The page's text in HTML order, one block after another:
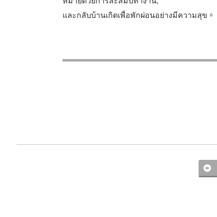
และกลับบ้านเกิดเพื่อพักผ่อนอย่างมีความสุข。